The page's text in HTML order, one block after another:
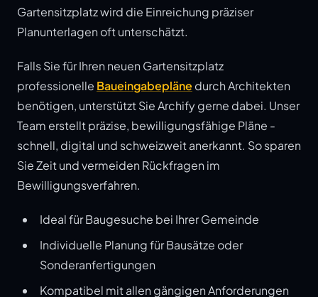
Gartensitzplatz wird die Einreichung präziser
Planunterlagen oft unterschätzt.
Falls Sie für Ihren neuen Gartensitzplatz
professionelle Baueingabepläne durch Architekten
benötigen, unterstützt Sie Archify gerne dabei. Unser
Team erstellt präzise, bewilligungsfähige Pläne -
schnell, digital und schweizweit anerkannt. So sparen
Sie Zeit und vermeiden Rückfragen im
Bewilligungsverfahren.
Ideal für Baugesuche bei Ihrer Gemeinde
Individuelle Planung für Bausätze oder
Sonderanfertigungen
Kompatibel mit allen gängigen Anforderungen